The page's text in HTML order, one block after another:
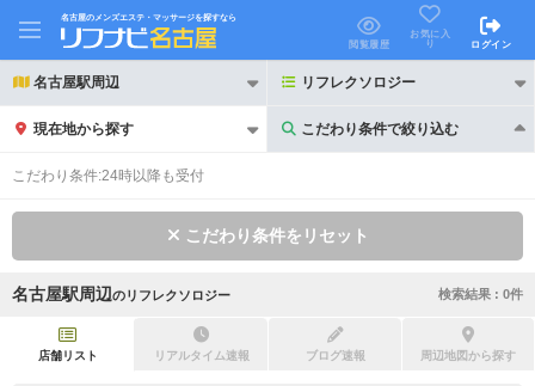
名古屋のメンズエステ・マッサージを探すなら
閲覧履歴
お気に入
り
ログイン
名古屋駅周辺 リフレクソロジー
現在地から探す こだわり条件で絞り込む
こだわり条件で絞り込む
初回割引あり リピーター割引あり
こだわり条件:24時以降も受付
こだわり条件をリセット
名古屋駅周辺のリフレクソロジー 検索結果 : 0件
店舗リスト リアルタイム速報 ブログ速報 周辺地図から探す